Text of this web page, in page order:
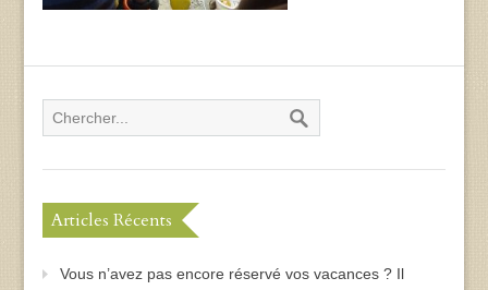
Articles Récents
Vous n’avez pas encore réservé vos vacances ? Il